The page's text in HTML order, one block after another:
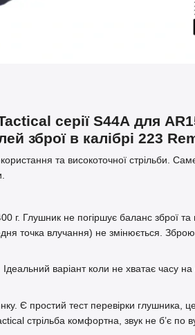
серії S44А для
зброї в калібрі 223
та високоточної стрільби.
г. Глушник не погіршує баланс зброї
точка влучання) не змінюється.
Ідеальний варіант коли не хватає часу
Є простий тест перевірки глушника,
cтрільба комфортна, звук не б’є по